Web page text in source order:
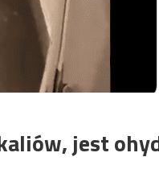
jest